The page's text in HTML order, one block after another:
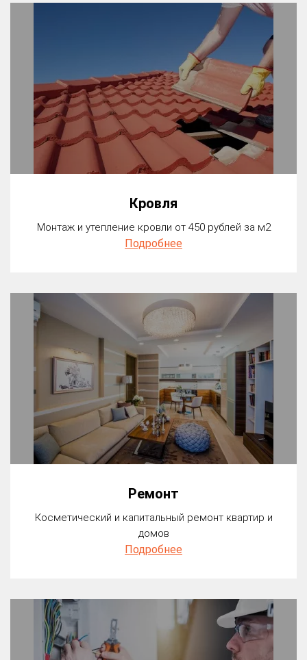
Кровля
Монтаж и утепление кровли от 450 рублей за м2
Подробнее
Ремонт
Косметический и капитальный ремонт квартир и
домов
Подробнее